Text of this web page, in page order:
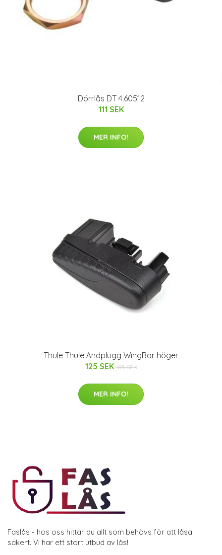
Dörrlås DT 4.60512
111 SEK
MER INFO!
Thule Thule Ändplugg WingBar höger
125 SEK 185 SEK
MER INFO!
Faslås - hos oss hittar du allt som behövs för att låsa
säkert. Vi har ett stort utbud av lås!